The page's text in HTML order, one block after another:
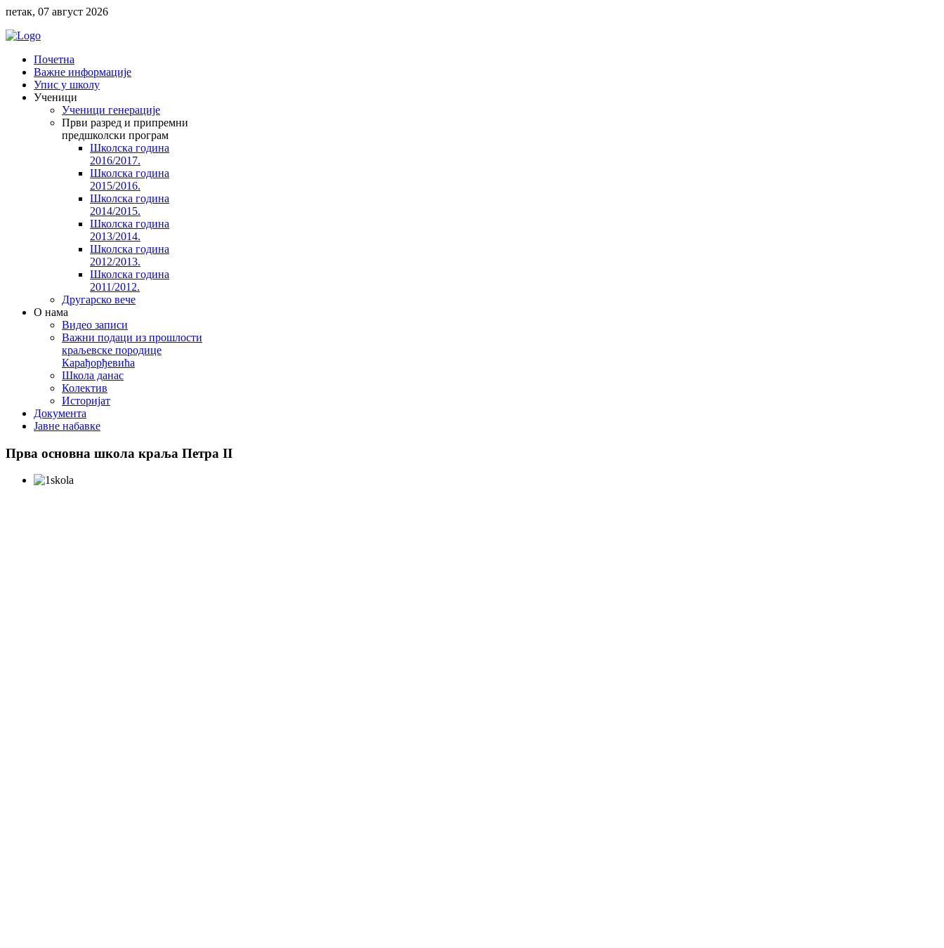
петак, 07 август 2026
Почетна
Важне информације
Упис у школу
Ученици
Ученици генерације
Први разред и припремни
предшколски програм
Школска година
2016/2017.
Школска година
2015/2016.
Школска година
2014/2015.
Школска година
2013/2014.
Школска година
2012/2013.
Школска година
2011/2012.
Другарско вече
O нама
Видео записи
Важни подаци из прошлости
краљевске породице
Карађорђевића
Школа данас
Колектив
Историјат
Документа
Јавне набавке
Прва основна школа краља Петра II